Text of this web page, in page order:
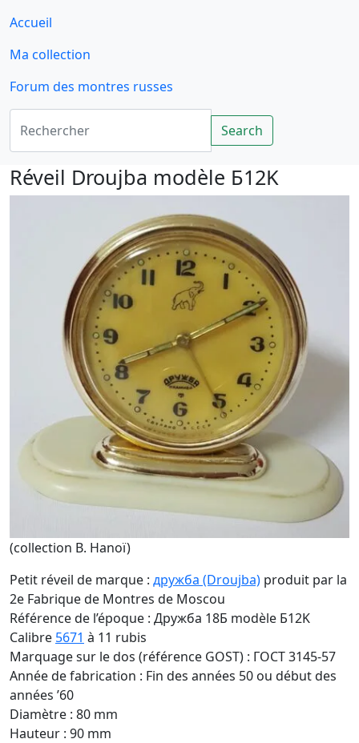
Accueil
Ma collection
Forum des montres russes
Rechercher
Search
Réveil Droujba modèle Б12K
(collection B. Hanoï)
Petit réveil de marque : дружба (Droujba) produit par la
2e Fabrique de Montres de Moscou
Référence de l’époque : Дружба 18Б modèle Б12K
Calibre 5671 à 11 rubis
Marquage sur le dos (référence GOST) : ГОСТ 3145-57
Année de fabrication : Fin des années 50 ou début des
années ’60
Diamètre : 80 mm
Hauteur : 90 mm